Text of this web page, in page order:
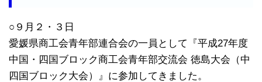
○９月２・３日
愛媛県商工会青年部連合会の一員として『平成27年度
中国・四国ブロック商工会青年部交流会 徳島大会（中
四国ブロック大会）』に参加してきました。